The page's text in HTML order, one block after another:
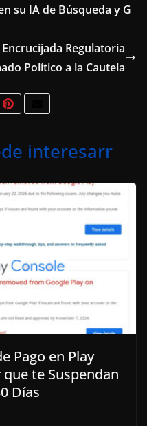
su IA de Búsqueda y G
Regulatoria
Político a la Cautela
interesarr
Pago en Play
te Suspendan
Días